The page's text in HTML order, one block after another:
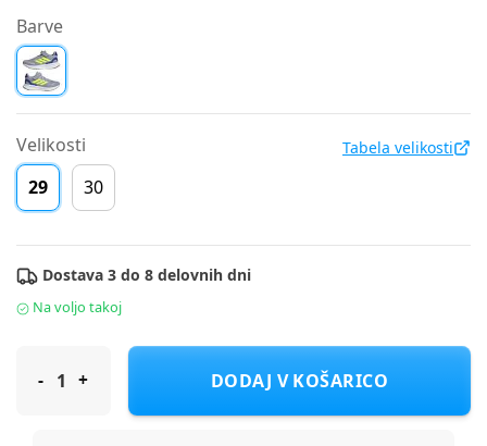
Barve
Velikosti Tabela velikosti
29 30
Dostava 3 do 8 delovnih dni
Na voljo takoj
Adidas športni copat JP5148 RUNFALCON 5 EL C F grey 29
DODAJ V KOŠARICO